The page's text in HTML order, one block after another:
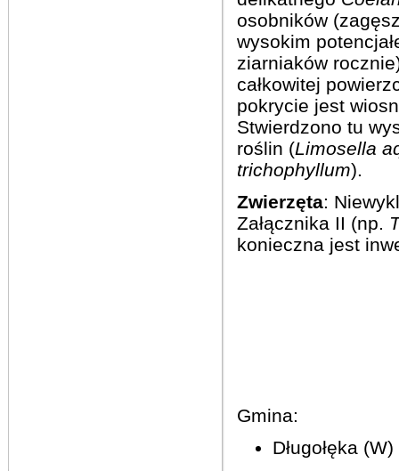
osobników
wysokim
ziarniaków
całkowitej
pokrycie jest
Stwierdzono tu
roślin (Limosella
trichophyllum).
Zwierzęta:
Załącznika II (np.
konieczna jest
Gmina:
Długołęka (W)